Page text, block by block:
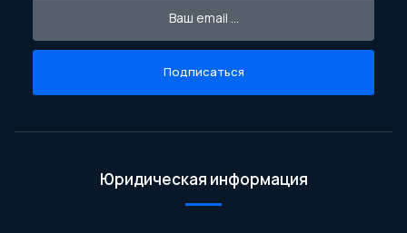
Подписаться
Юридическая информация